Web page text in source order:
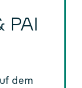
PAI
dem